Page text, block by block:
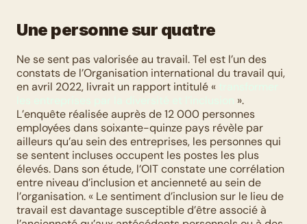
Une personne sur quatre
Ne se sent pas valorisée au travail. Tel est l’un des
constats de l’Organisation international du travail qui,
en avril 2022, livrait un rapport intitulé «
».
L’enquête réalisée auprès de 12 000 personnes
employées dans soixante-quinze pays révèle par
ailleurs qu’au sein des entreprises, les personnes qui
se sentent incluses occupent les postes les plus
élevés. Dans son étude, l’OIT constate une corrélation
entre niveau d’inclusion et ancienneté au sein de
l’organisation. « Le sentiment d’inclusion sur le lieu de
travail est davantage susceptible d’être associé à